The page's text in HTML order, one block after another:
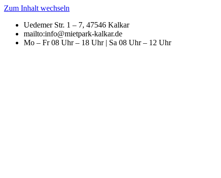
Zum Inhalt wechseln
Uedemer Str. 1 – 7, 47546 Kalkar
mailto:info@mietpark-kalkar.de
Mo – Fr 08 Uhr – 18 Uhr | Sa 08 Uhr – 12 Uhr